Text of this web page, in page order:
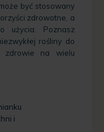
być stosowany
zdrowotne, a
użycia. Poznasz
rośliny do
na wielu
i